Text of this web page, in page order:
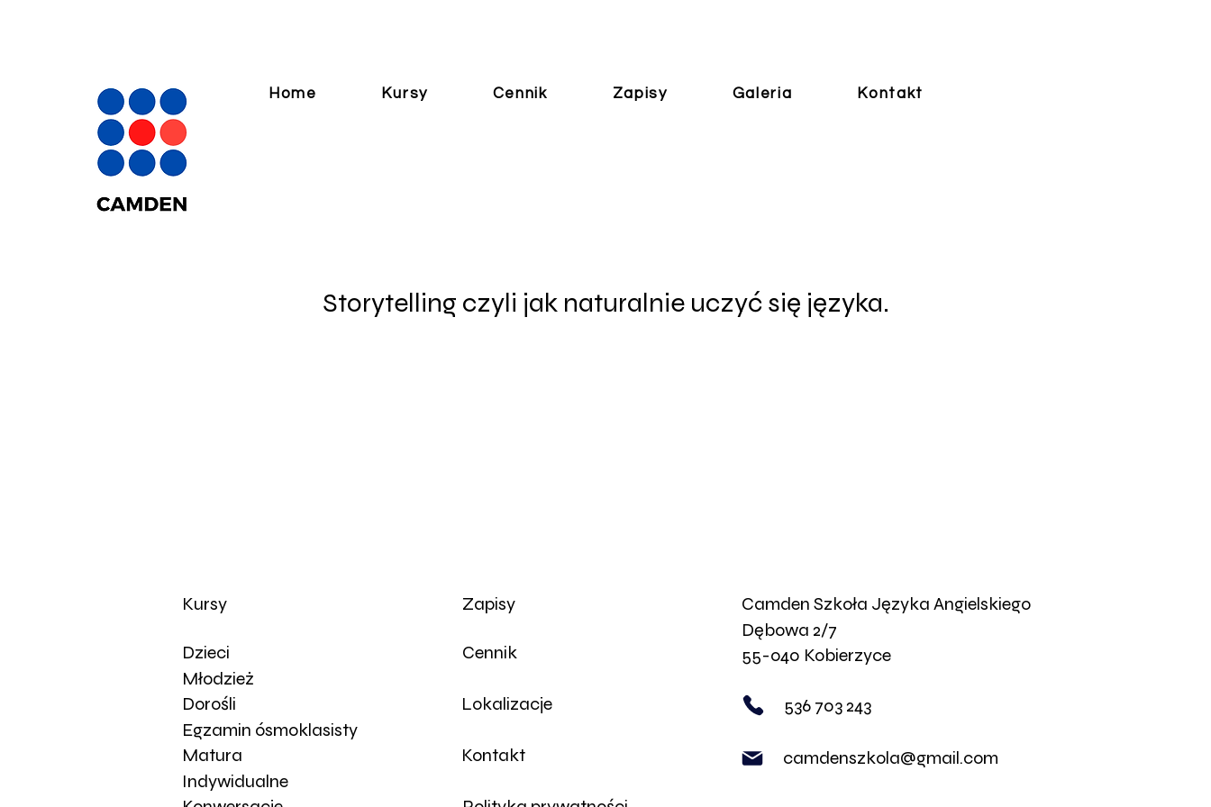
Home Kursy Cennik Zapisy Galeria Kontakt
Storytelling czyli jak naturalnie uczyć się języka.
Kursy Zapisy Camden Szkoła Języka Angielskiego
Dzieci
Młodzież
Cennik
Dębowa 2/7
55-o40 Kobierzyce
Dorośli
Lokalizacje
Egzamin ósmoklasisty
536 703 243
Matura
Indywidualne
Kontakt camdenszkola@gmail.com